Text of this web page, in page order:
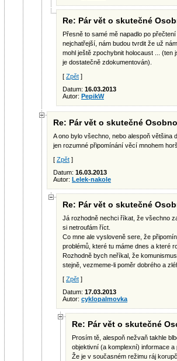
Re: Pár vět o skutečné
Přesně to samé mě napadlo po
nejchatřejší, nám budou tvrdit že už
mohl ještě zpochybnit holocaust ... (ten
je dostatečně zdokumentován).
[ Zpět ]
Datum: 16.03.2013
Autor: PepikW
Re: Pár vět o skutečné
A ono bylo všechno, nebo alespoň
jen rozumné připomínání věcí mnohem
[ Zpět ]
Datum: 16.03.2013
Autor: Lelek-nakole
Re: Pár vět o skutečné
Já rozhodně nechci říkat, že všechno
si netroufám říct.
Co mne ale vysloveně sere, že
problémů, které tu máme dnes a které
Rozhodně bych neříkal, že
stejně, vezmeme-li poměr dobrého a
[ Zpět ]
Datum: 17.03.2013
Autor: cyklopalmovka
Re: Pár vět o skutečné
Prosím tě, alespoň nežvaň takhle
objektivní (a komplexní) informace a
Že je v současném režimu ráj